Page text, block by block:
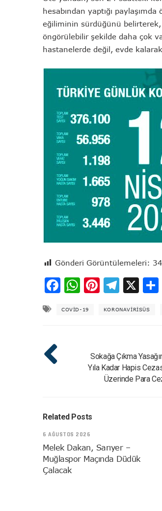
hesabından yaptığı
eğiliminin sürdüğünü belirterek,
öngörülebilir şekilde daha çok
hastanelerde değil, evde
Gönderi Görüntülemeleri:
Facebook
WhatsApp
Pinterest
X
COVID-19 KORONAVİRİSÜS
Sokağa Çıkma
Yıla Kadar Hapis
Üzerinde Para
Related Posts
6 AĞUSTOS 2026
Melek Dakan, Sarıyer –
Muğlaspor Maçında Düdük
Çalacak